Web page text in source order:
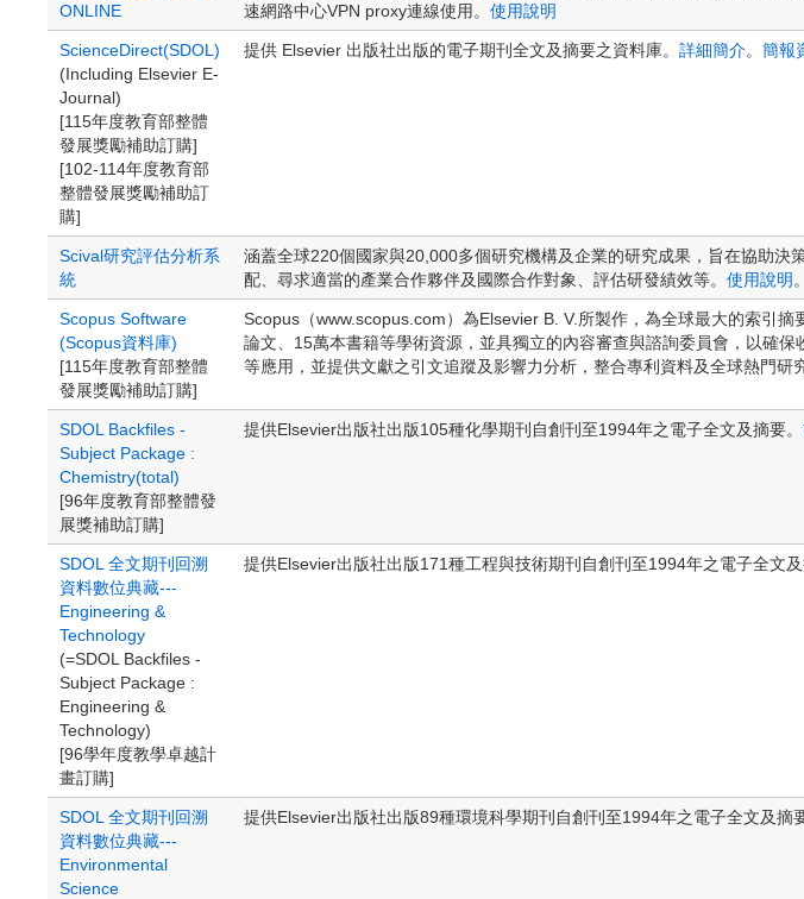
ONLINE
速網路中心VPN proxy連線使用。 使用說明
ScienceDirect(SDOL)
(Including Elsevier E-
Journal)
[115年度教育部整體
發展獎勵補助訂購]
[102-114年度教育部
整體發展獎勵補助訂
購]
提供 Elsevier 出版社出版的電子期刊全文及摘要之資料庫。 詳細簡介。 簡報
Scival研究評估分析系
統
涵蓋全球220個國家與20,000多個研究機構及企業的研究成果，旨在協助
配、尋求適當的產業合作夥伴及國際合作對象、評估研發績效等。 使用說明 。
Scopus Software
(Scopus資料庫)
[115年度教育部整體
發展獎勵補助訂購]
Scopus（www.scopus.com）為Elsevier B. V.所製作，為全球最大的索引
論文、15萬本書籍等學術資源，並具獨立的內容審查與諮詢委員會，以確
等應用，並提供文獻之引文追蹤及影響力分析，整合專利資料及全球熱門研
SDOL Backfiles -
Subject Package :
Chemistry(total)
[96年度教育部整體發
展獎補助訂購]
提供Elsevier出版社出版105種化學期刊自創刊至1994年之電子全文及摘要。
SDOL 全文期刊回溯
資料數位典藏---
Engineering &
Technology
(=SDOL Backfiles -
Subject Package :
Engineering &
Technology)
[96學年度教學卓越計
畫訂購]
提供Elsevier出版社出版171種工程與技術期刊自創刊至1994年之電子全文及
SDOL 全文期刊回溯
資料數位典藏---
Environmental
Science
提供Elsevier出版社出版89種環境科學期刊自創刊至1994年之電子全文及摘要